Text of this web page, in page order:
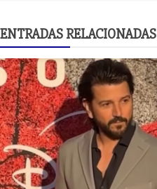
ENTRADAS RELACIONADAS